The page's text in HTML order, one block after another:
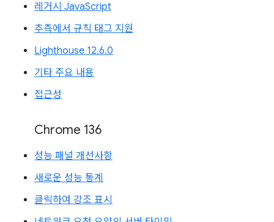
레거시 JavaScript
추측에서 규칙 태그 지원
Lighthouse 12.6.0
기타 주요 내용
접근성
Chrome 136
성능 패널 개선사항
새로운 성능 통계
클릭하여 강조 표시